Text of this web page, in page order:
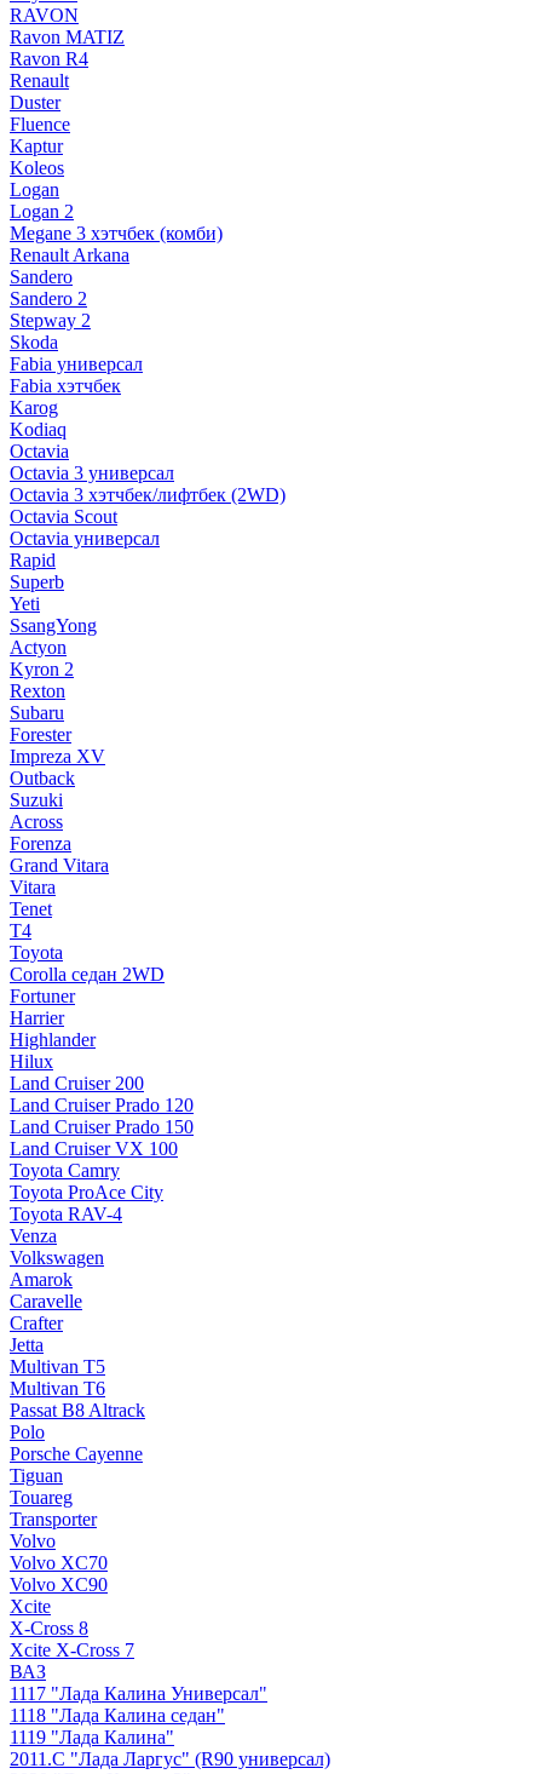
RAVON
Ravon MATIZ
Ravon R4
Renault
Duster
Fluence
Kaptur
Koleos
Logan
Logan 2
Megane 3 хэтчбек (комби)
Renault Arkana
Sandero
Sandero 2
Stepway 2
Skoda
Fabia универсал
Fabia хэтчбек
Karog
Kodiaq
Octavia
Octavia 3 универсал
Octavia 3 хэтчбек/лифтбек (2WD)
Octavia Scout
Octavia универсал
Rapid
Superb
Yeti
SsangYong
Actyon
Kyron 2
Rexton
Subaru
Forester
Impreza XV
Outback
Suzuki
Across
Forenza
Grand Vitara
Vitara
Tenet
T4
Toyota
Corolla седан 2WD
Fortuner
Harrier
Highlander
Hilux
Land Cruiser 200
Land Cruiser Prado 120
Land Cruiser Prado 150
Land Cruiser VX 100
Toyota Camry
Toyota ProAce City
Toyota RAV-4
Venza
Volkswagen
Amarok
Caravelle
Crafter
Jetta
Multivan T5
Multivan T6
Passat B8 Altrack
Polo
Porsche Cayenne
Tiguan
Touareg
Transporter
Volvo
Volvo XC70
Volvo XC90
Xcite
X-Cross 8
Xcite X-Cross 7
ВАЗ
1117 "Лада Калина Универсал"
1118 "Лада Калина седан"
1119 "Лада Калина"
2011.С "Лада Ларгус" (R90 универсал)